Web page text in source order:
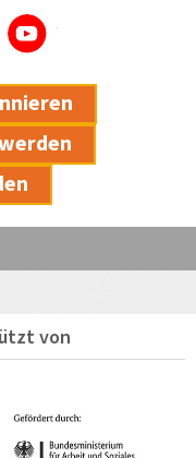
TwitterYoutube
von